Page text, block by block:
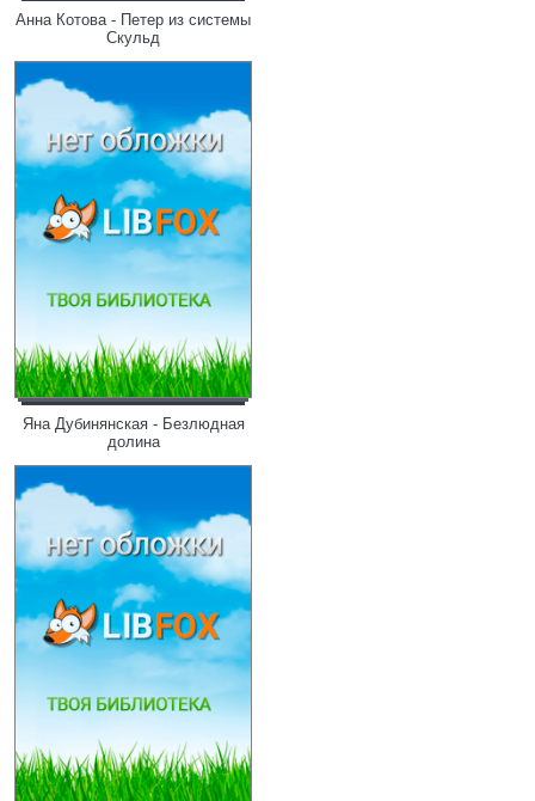
Анна Котова - Петер из системы
Скульд
Яна Дубинянская - Безлюдная
долина